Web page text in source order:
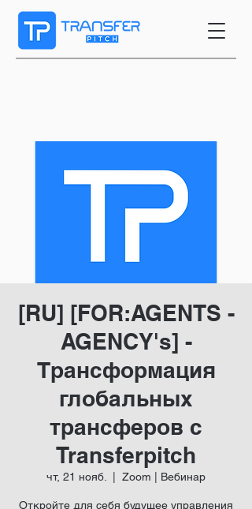
[RU] [FOR:AGENTS -
AGENCY's] -
Трансформация
глобальных
трансферов с
Transferpitch
чт, 21 нояб. Zoom | Вебинар
Откройте для себя будущее управления